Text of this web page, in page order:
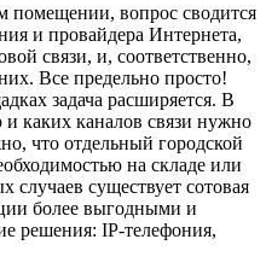
помещении, вопрос сводится
и провайдера Интернета,
связи, и, соответственно,
Все предельно просто!
задача расширяется. В
и каких каналов связи нужно
что отдельный городской
на складе или
случаев существует сотовая
более выгодными и
решения: IP-телефония,